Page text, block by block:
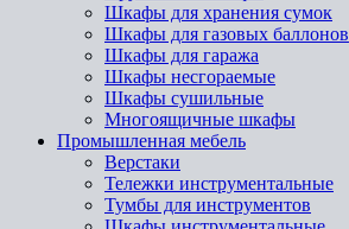
Шкафы для хранения сумок
Шкафы для газовых баллонов
Шкафы для гаража
Шкафы несгораемые
Шкафы сушильные
Многоящичные шкафы
Промышленная мебель
Верстаки
Тележки инструментальные
Тумбы для инструментов